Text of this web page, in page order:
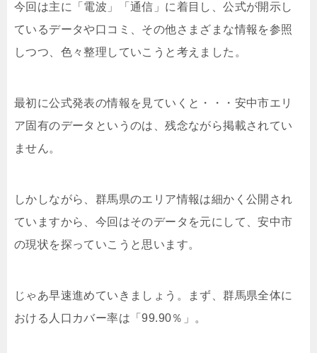
今回は主に「電波」「通信」に着目し、公式が開示し
ているデータや口コミ、その他さまざまな情報を参照
しつつ、色々整理していこうと考えました。
最初に公式発表の情報を見ていくと・・・安中市エリ
ア固有のデータというのは、残念ながら掲載されてい
ません。
しかしながら、群馬県のエリア情報は細かく公開され
ていますから、今回はそのデータを元にして、安中市
の現状を探っていこうと思います。
じゃあ早速進めていきましょう。まず、群馬県全体に
おける人口カバー率は「99.90％」。